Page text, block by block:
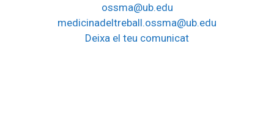
ossma@ub.edu
medicinadeltreball.ossma@ub.edu
Deixa el teu comunicat